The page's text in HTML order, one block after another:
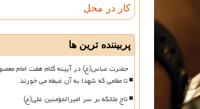
کار در محل
پربیننده ترین ها
حضرت عباس(ع) در آیینه کلام هفت امام
تا مقامی که شهدا به آن غبطه می خورند
تاج ملائکه بر سر امیرالمؤمنین علی(ع)